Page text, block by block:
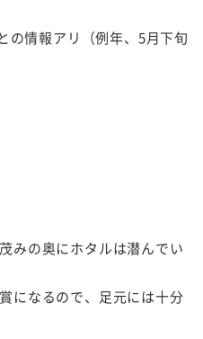
情報アリ（例年、5月下旬
みの奥にホタルは潜んでい
になるので、足元には十分